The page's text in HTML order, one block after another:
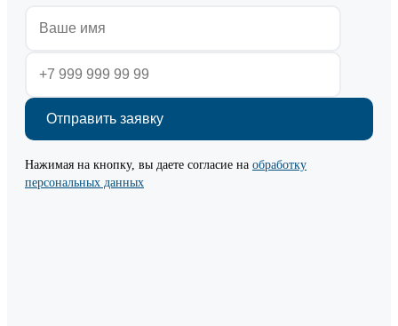
Нажимая на кнопку, вы даете согласие на обработку
персональных данных